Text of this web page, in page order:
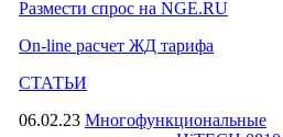
Размести спрос на NGE.RU
On-line расчет ЖД тарифа
СТАТЬИ
06.02.23 Многофункциональные